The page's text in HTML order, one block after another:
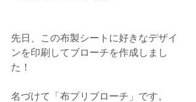
先日、この布製シートに好きなデザイ
ンを印刷してブローチを作成しまし
た！
名づけて「布プリブローチ」です。